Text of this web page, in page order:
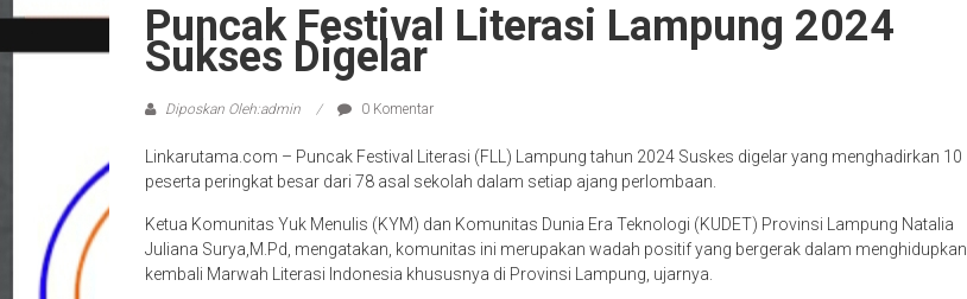
Puncak Festival Literasi Lampung 2024
Sukses Digelar
Diposkan Oleh:admin 0 Komentar
Linkarutama.com – Puncak Festival Literasi (FLL) Lampung tahun 2024 Suskes digelar yang menghadirkan 10
peserta peringkat besar dari 78 asal sekolah dalam setiap ajang perlombaan.
Ketua Komunitas Yuk Menulis (KYM) dan Komunitas Dunia Era Teknologi (KUDET) Provinsi Lampung Natalia
Juliana Surya,M.Pd, mengatakan, komunitas ini merupakan wadah positif yang bergerak dalam menghidupkan
kembali Marwah Literasi Indonesia khususnya di Provinsi Lampung, ujarnya.